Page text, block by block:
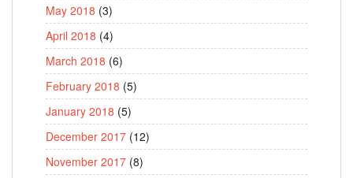
May 2018 (3)
April 2018 (4)
March 2018 (6)
February 2018 (5)
January 2018 (5)
December 2017 (12)
November 2017 (8)